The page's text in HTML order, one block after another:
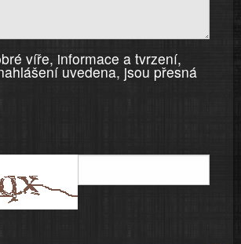
víře, informace a tvrzení,
uvedena, jsou přesná